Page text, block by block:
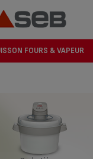
FOURS & VAPEUR